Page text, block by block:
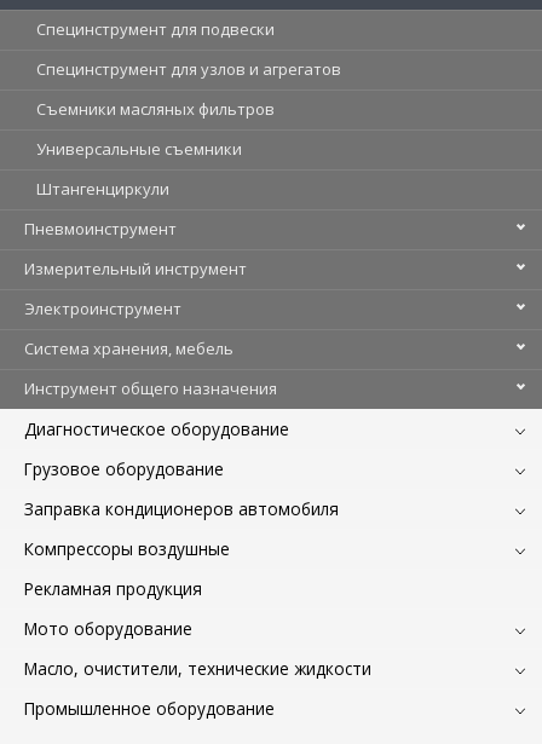
Специнструмент для подвески
Специнструмент для узлов и агрегатов
Съемники масляных фильтров
Универсальные съемники
Штангенциркули
Пневмоинструмент
Измерительный инструмент
Электроинструмент
Система хранения, мебель
Инструмент общего назначения
Диагностическое оборудование
Грузовое оборудование
Заправка кондиционеров автомобиля
Компрессоры воздушные
Рекламная продукция
Мото оборудование
Масло, очистители, технические жидкости
Промышленное оборудование